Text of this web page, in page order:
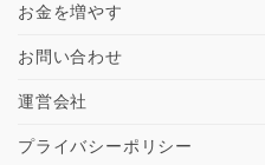
お金を増やす
お問い合わせ
運営会社
プライバシーポリシー